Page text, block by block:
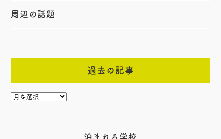
周辺の話題
過去の記事
泊まれる学校